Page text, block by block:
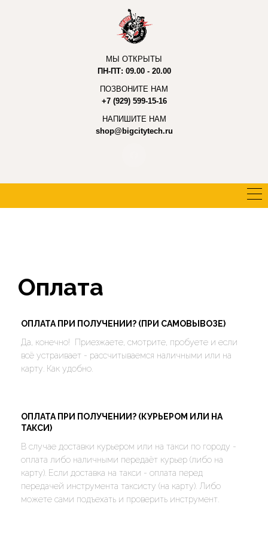
МЫ ОТКРЫТЫ
ПН-ПТ: 09.00 - 20.00
ПОЗВОНИТЕ НАМ
+7 (929) 599-15-16
НАПИШИТЕ НАМ
shop@bigcitytech.ru
Оплата
ОПЛАТА ПРИ ПОЛУЧЕНИИ? (ПРИ САМОВЫВОЗЕ)
Да, конечно! Приезжаете, смотрите, пробуете и если
всё устраивает - рассчитываемся наличными или на
карту. Как удобно.
ОПЛАТА ПРИ ПОЛУЧЕНИИ? (КУРЬЕРОМ ИЛИ НА
ТАКСИ)
В случае доставки курьером или на такси по городу -
оплата либо наличными передаёт курьер (либо на
карту). Если доставка на такси - оплата перед
передачей инструмента таксисту (на карту). Либо
можете сами подъехать и проверить инструмент.